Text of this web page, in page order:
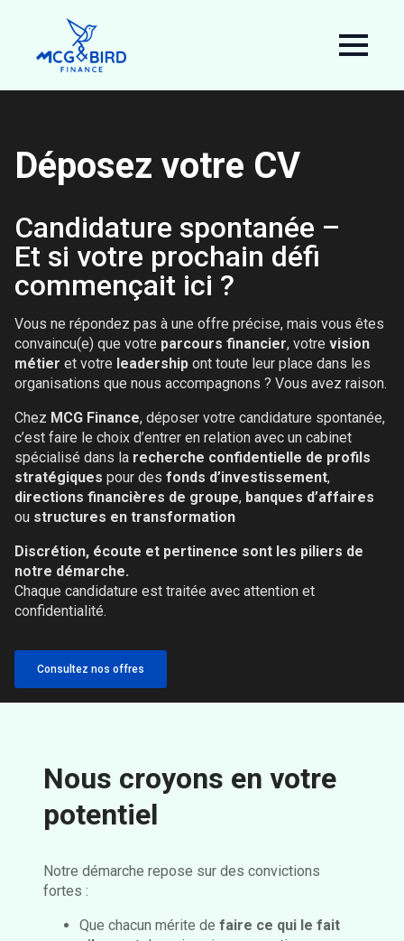
Déposez votre CV
Candidature spontanée –
Et si votre prochain défi
commençait ici ?
Vous ne répondez pas à une offre précise, mais vous êtes
convaincu(e) que votre parcours financier, votre vision
métier et votre leadership ont toute leur place dans les
organisations que nous accompagnons ? Vous avez raison.
Chez MCG Finance, déposer votre candidature spontanée,
c’est faire le choix d’entrer en relation avec un cabinet
spécialisé dans la recherche confidentielle de profils
stratégiques pour des fonds d’investissement,
directions financières de groupe, banques d’affaires
ou structures en transformation
Discrétion, écoute et pertinence sont les piliers de
notre démarche.
Chaque candidature est traitée avec attention et
confidentialité.
Consultez nos offres
Nous croyons en votre
potentiel
Notre démarche repose sur des convictions
fortes :
Que chacun mérite de faire ce qui le fait